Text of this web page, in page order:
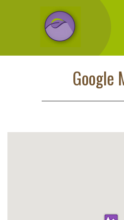
Google